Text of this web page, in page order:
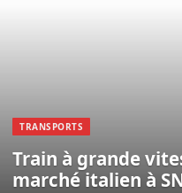
TRANSPORTS
Train à grande
marché italien à